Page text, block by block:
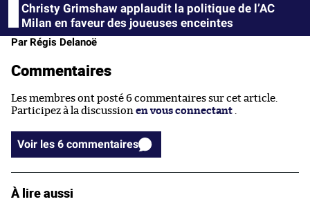
Christy Grimshaw applaudit la politique de l’AC
Milan en faveur des joueuses enceintes
Par Régis Delanoë
Commentaires
Les membres ont posté 6 commentaires sur cet article.
Participez à la discussion en vous connectant
Voir les 6 commentaires
À lire aussi